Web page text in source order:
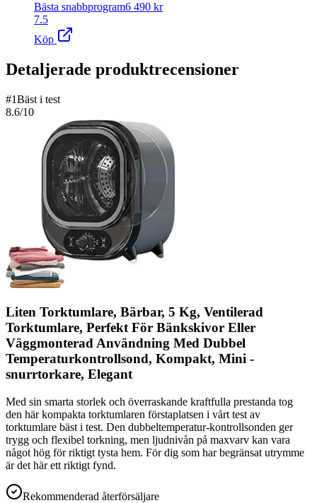
Bästa snabbprogram6 490 kr
7.5
Köp
Detaljerade produktrecensioner
#1Bäst i test
8.6/10
Liten Torktumlare, Bärbar, 5 Kg, Ventilerad
Torktumlare, Perfekt För Bänkskivor Eller
Väggmonterad Användning Med Dubbel
Temperaturkontrollsond, Kompakt, Mini -
snurrtorkare, Elegant
Med sin smarta storlek och överraskande kraftfulla prestanda tog
den här kompakta torktumlaren förstaplatsen i vårt test av
torktumlare bäst i test. Den dubbeltemperatur-kontrollsonden ger
trygg och flexibel torkning, men ljudnivån på maxvarv kan vara
något hög för riktigt tysta hem. För dig som har begränsat utrymme
är det här ett riktigt fynd.
Rekommenderad återförsäljare